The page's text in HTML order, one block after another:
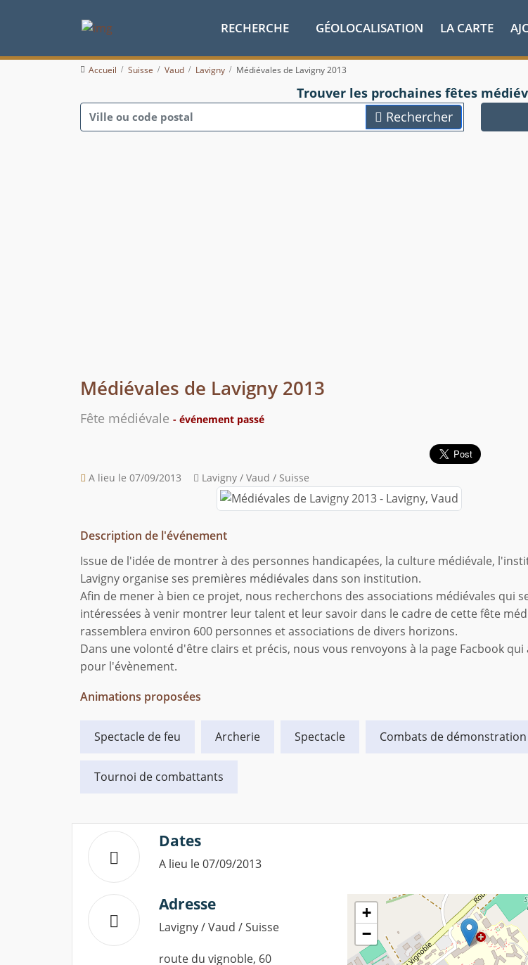
RECHERCHE GÉOLOCALISATION LA CARTE
Accueil Suisse Vaud Lavigny Médiévales de Lavigny 2013
Trouver les prochaines fêtes
Rechercher
Médiévales de Lavigny 2013
Fête médiévale - événement passé
A lieu le 07/09/2013 Lavigny / Vaud / Suisse
Description de l'événement
Issue de l'idée de montrer à des personnes handicapées, la culture médiévale,
Lavigny organise ses premières médiévales dans son institution.
Afin de mener à bien ce projet, nous recherchons des associations médiévales qui
intéressées à venir montrer leur talent et leur savoir dans le cadre de cette fête
rassemblera environ 600 personnes et associations de divers horizons.
Dans une volonté d'être clairs et précis, nous vous renvoyons à la page Facbook qui
pour l'évènement.
Animations proposées
Spectacle de feu Archerie Spectacle Combats de démonstration
Tournoi de combattants
Dates
A lieu le 07/09/2013
Adresse
Lavigny / Vaud / Suisse
route du vignoble, 60
+
−